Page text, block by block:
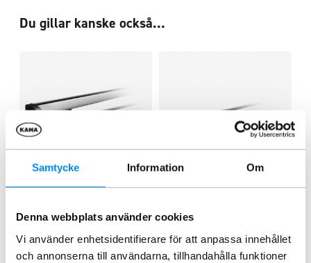
Samtycke Information Om
Denna webbplats använder cookies
Vi använder enhetsidentifierare för att anpassa innehållet
och annonserna till användarna, tillhandahålla funktioner
Du gillar kanske också…
ARTNR:B135001
2 995kr
Inkl. moms
ARTNR:B135111
1 745kr
Inkl. moms